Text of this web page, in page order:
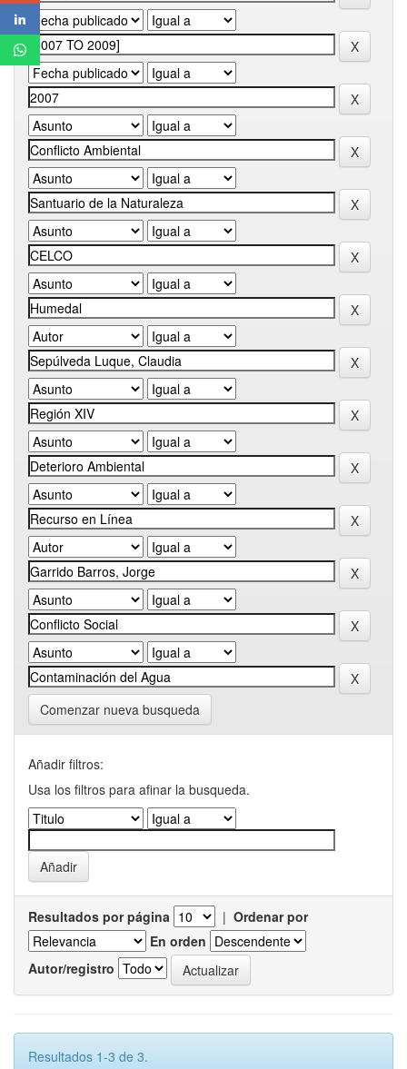
Comenzar nueva busqueda
Añadir filtros:
Usa los filtros para afinar la busqueda.
Resultados por página | Ordenar por
En orden
Autor/registro
Resultados 1-3 de 3.